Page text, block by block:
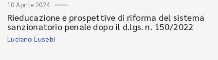
10 Aprile 2024
Rieducazione e prospettive di riforma del sistema
sanzionatorio penale dopo il d.lgs. n. 150/2022
Luciano Eusebi